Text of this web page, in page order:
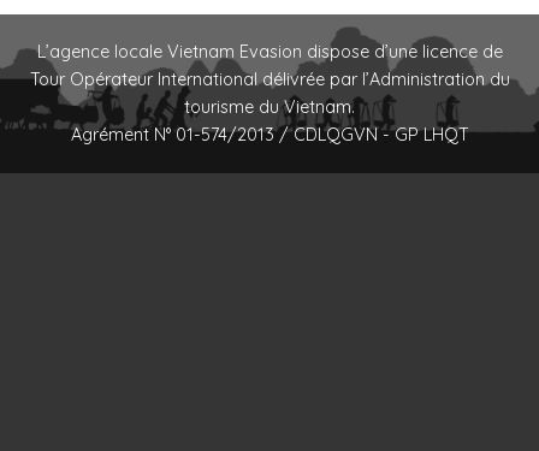
L’agence locale Vietnam Evasion dispose d’une licence de
Tour Opérateur International délivrée par l’Administration du
tourisme du Vietnam.
Agrément N° 01-574/2013 / CDLQGVN - GP LHQT